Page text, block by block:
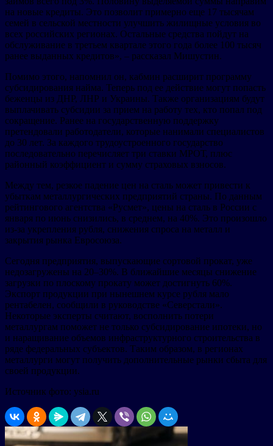
на новые кредиты. Это позволит примерно еще 17 тысячам
семей в сельской местности улучшить жилищные условия во
всех российских регионах. Остальные средства пойдут на
обслуживание в третьем квартале этого года более 100 тысяч
ранее выданных кредитов», – рассказал Мишустин.
Помимо этого, напомнил он, кабмин расширит программу
субсидирования найма. Теперь под ее действие могут попасть
беженцы из ДНР, ЛНР и Украины. Также организациям будут
выплачивать субсидии за прием на работу тех, кто попал под
сокращение. Ранее на государственную поддержку
претендовали работодатели, которые нанимали специалистов
до 30 лет. За каждого трудоустроенного государство
последовательно перечисляет три ставки МРОТ, плюс
районный коэффициент и сумму страховых взносов.
Между тем, резкое падение цен на сталь может привести к
убыткам металлургических предприятий страны. По данным
рейтингового агентства «Русмет», цены на сталь в России с
января по июнь снизились, в среднем, на 40%. Это произошло
из-за укрепления рубля, снижения спроса на металл и
закрытия рынка Евросоюза.
Сегодня предприятия, выпускающие сортовой прокат, уже
недозагружены на 20–30%. В ближайшие месяцы снижение
загрузки по плоскому прокату может достигнуть 60%.
Экспорт продукции при нынешнем курсе рубля мало
рентабелен, сообщили в руководстве «Северстали».
Некоторые эксперты считают, восполнить потери
металлургам поможет не только субсидирование ипотеки, но
и наращивание объемов инфраструктурного строительства в
ряде федеральных субъектов. Таким образом, в регионах
металлурги могут получить дополнительные рынки сбыта для
своей продукции.
Источник фото: ysia.ru